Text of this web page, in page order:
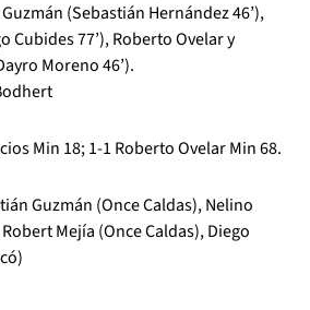
(Sebastián Hernández 46’),
Cubides 77’), Roberto Ovelar y
Moreno 46’).
Min 18; 1-1 Roberto Ovelar Min 68.
Guzmán (Once Caldas), Nelino
Mejía (Once Caldas), Diego